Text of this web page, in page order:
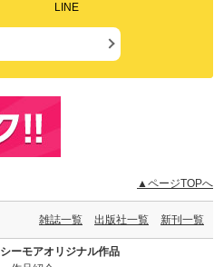
LINE
▲ページTOPへ
雑誌一覧 出版社一覧 新刊一覧
シーモアオリジナル作品